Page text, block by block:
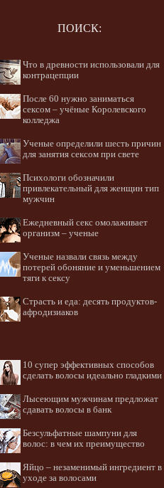
ПОИСК:
Что в древности использовали для
контрацепции
После 60 нужно заниматься
сексом – учёные Королевского
колледжа
Ученые определили шесть причин
для занятия сексом при свете
Психологи обозначили
привлекательный для женщин тип
мужчин
Ежедневный секс омолаживает
организм – ученые
Ученые назвали связь между
потерей обоняние и уменьшением
тяги к сексу
Страсть и еда: десять продуктов-
афродизиаков
10 супер эффективных способов
сделать волосы идеально гладкими
Лысеющим мужчинам предложат
сдавать волосы в банк
Безсульфатные шампуни для
волос: в чем их преимущество
Яйцо – незаменимый ингредиент в
уходе за волосами